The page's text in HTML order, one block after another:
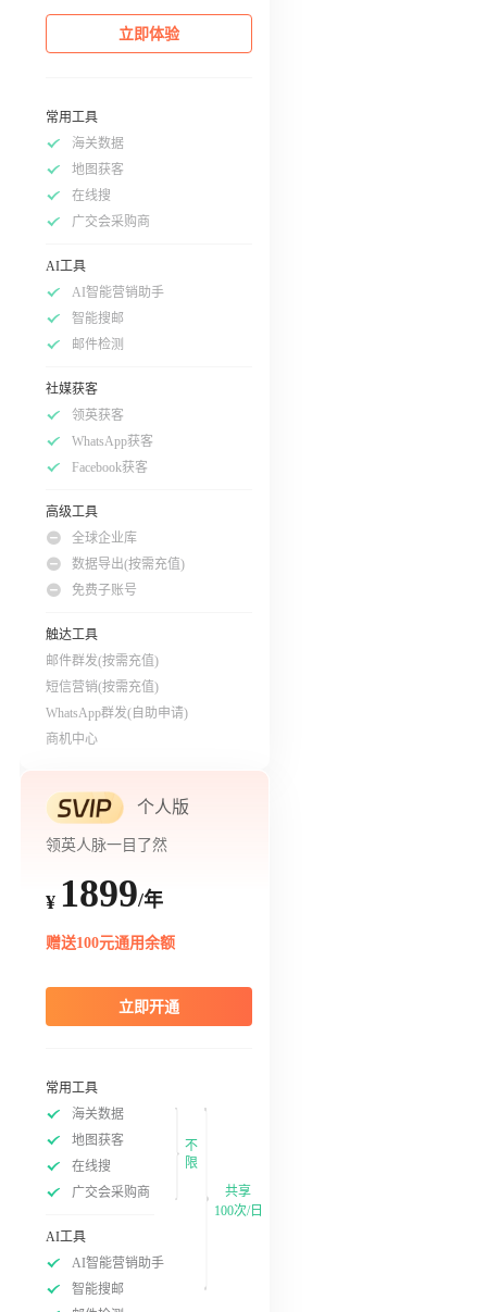
立即体验
常用工具
海关数据
地图获客
在线搜
广交会采购商
AI工具
AI智能营销助手
智能搜邮
邮件检测
社媒获客
领英获客
WhatsApp获客
Facebook获客
高级工具
全球企业库
数据导出(按需充值)
免费子账号
触达工具
邮件群发(按需充值)
短信营销(按需充值)
WhatsApp群发(自助申请)
商机中心
个人版
领英人脉一目了然
¥ 1899/年
赠送100元通用余额
立即开通
常用工具
海关数据
地图获客
在线搜
广交会采购商
不
限
AI工具
AI智能营销助手
智能搜邮
共享
100次/日